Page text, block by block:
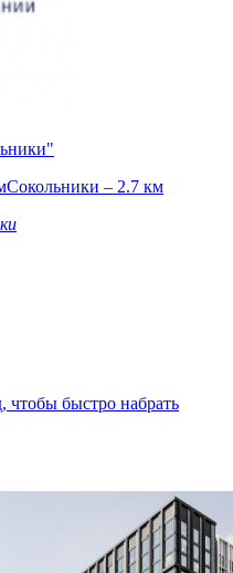
Сокольники – 2.7 км
чтобы быстро набрать